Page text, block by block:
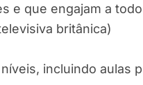
e que engajam a
britânica)
incluindo aulas